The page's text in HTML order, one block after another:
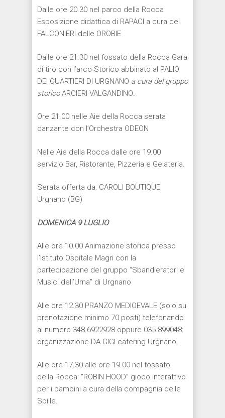
Dalle ore 20.30 nel parco della Rocca
Esposizione didattica di RAPACI a cura dei
FALCONIERI delle OROBIE
Dalle ore 21.30 nel fossato della Rocca Gara
di tiro con l’arco Storico abbinato al PALIO
DEI QUARTIERI DI URGNANO a cura del gruppo
storicoARCIERI VALGANDINO.
Ore 21.00 nelle Aie della Rocca serata
danzante con l’Orchestra ODEON
Nelle Aie della Rocca dalle ore 19.00
servizio Bar, Ristorante, Pizzeria e Gelateria.
Serata offerta da: CAROLI BOUTIQUE
Urgnano (BG)
DOMENICA 9 LUGLIO
Alle ore 10.00 Animazione storica presso
l’Istituto Ospitale Magri con la
partecipazione del gruppo “Sbandieratori e
Musici dell’Urna” di Urgnano
Alle ore 12.30 PRANZO MEDIOEVALE (solo su
prenotazione minimo 70 posti) telefonando
al numero 348.6922928 oppure 035.899048:
organizzazione DA GIGI catering Urgnano.
Alle ore 17.30 alle ore 19.00 nel fossato
della Rocca: “ROBIN HOOD” gioco interattivo
per i bambini a cura della compagnia delle
Spille.